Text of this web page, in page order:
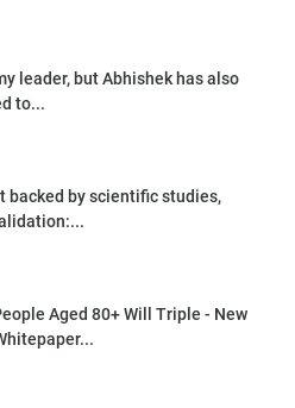
leader, but Abhishek has also
to...
backed by scientific studies,
Aged 80+ Will Triple - New